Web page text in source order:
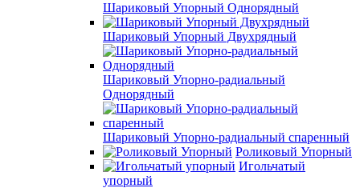
Шариковый Упорный Однорядный
Шариковый Упорный Двухрядный
Шариковый Упорно-радиальный
Однорядный
Шариковый Упорно-радиальный спаренный
Роликовый Упорный
Игольчатый
упорный